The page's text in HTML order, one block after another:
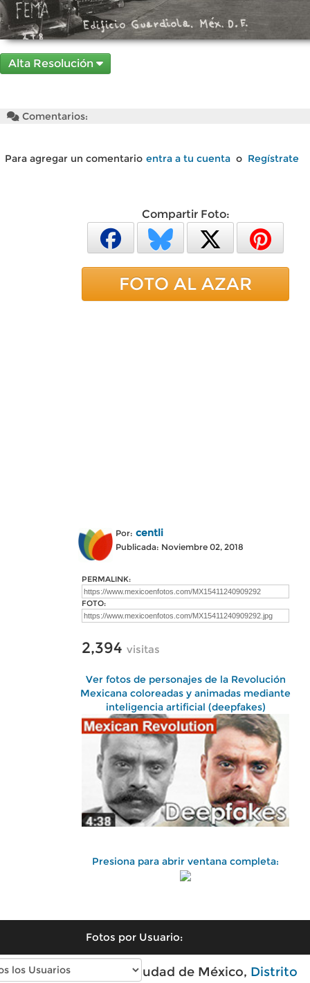
Alta Resolución
Comentarios:
Para agregar un comentario entra a tu cuenta o Regístrate
Compartir Foto:
FOTO AL AZAR
Por: centli
Publicada: Noviembre 02, 2018
PERMALINK:
FOTO:
2,394 visitas
Ver fotos de personajes de la Revolución
Mexicana coloreadas y animadas mediante
inteligencia artificial (deepfakes)
Presiona para abrir ventana completa:
Fotos por Usuario:
Fotos antiguas de Ciudad de México, Distrito